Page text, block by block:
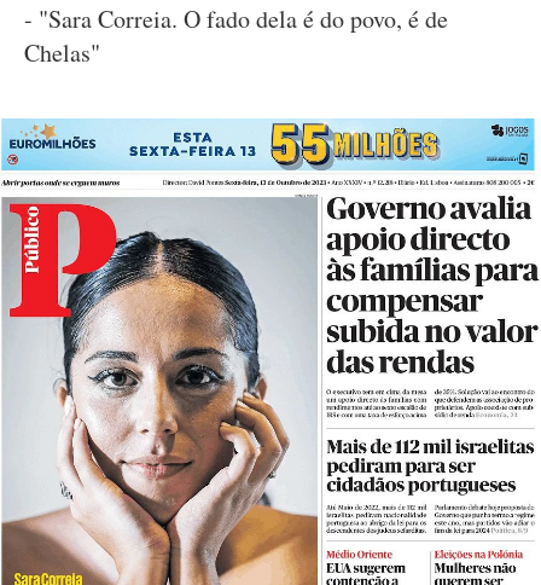
- "Sara Correia. O fado dela é do povo, é de
Chelas"